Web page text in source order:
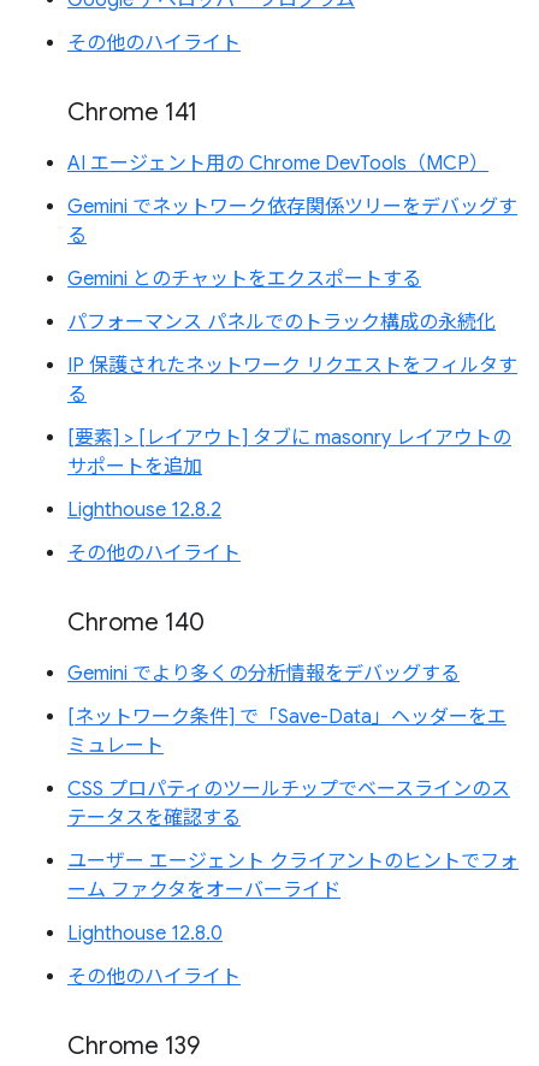
その他のハイライト
Chrome 141
AI エージェント用の Chrome DevTools（MCP）
Gemini でネットワーク依存関係ツリーをデバッグす
る
Gemini とのチャットをエクスポートする
パフォーマンス パネルでのトラック構成の永続化
IP 保護されたネットワーク リクエストをフィルタす
る
[要素] > [レイアウト] タブに masonry レイアウトの
サポートを追加
Lighthouse 12.8.2
その他のハイライト
Chrome 140
Gemini でより多くの分析情報をデバッグする
[ネットワーク条件] で「Save-Data」ヘッダーをエ
ミュレート
CSS プロパティのツールチップでベースラインのス
テータスを確認する
ユーザー エージェント クライアントのヒントでフォ
ーム ファクタをオーバーライド
Lighthouse 12.8.0
その他のハイライト
Chrome 139